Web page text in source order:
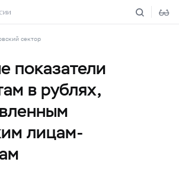
сектор
показатели
в рублях,
лицам-